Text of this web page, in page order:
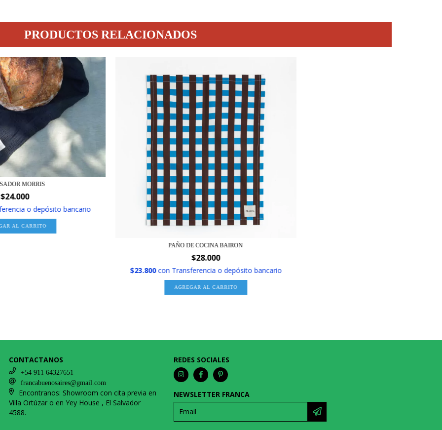
PRODUCTOS RELACIONADOS
MORRIS
$24.000
o depósito bancario
AL CARRITO
PAÑO DE COCINA BAIRON
$28.000
$23.800 con Transferencia o depósito bancario
AGREGAR AL CARRITO
CONTACTANOS
+54 911 64327651
francabuenosaires@gmail.com
Encontranos: Showroom con cita previa en
Villa Ortúzar o en Yey House , El Salvador
4588.
REDES SOCIALES
NEWSLETTER FRANCA